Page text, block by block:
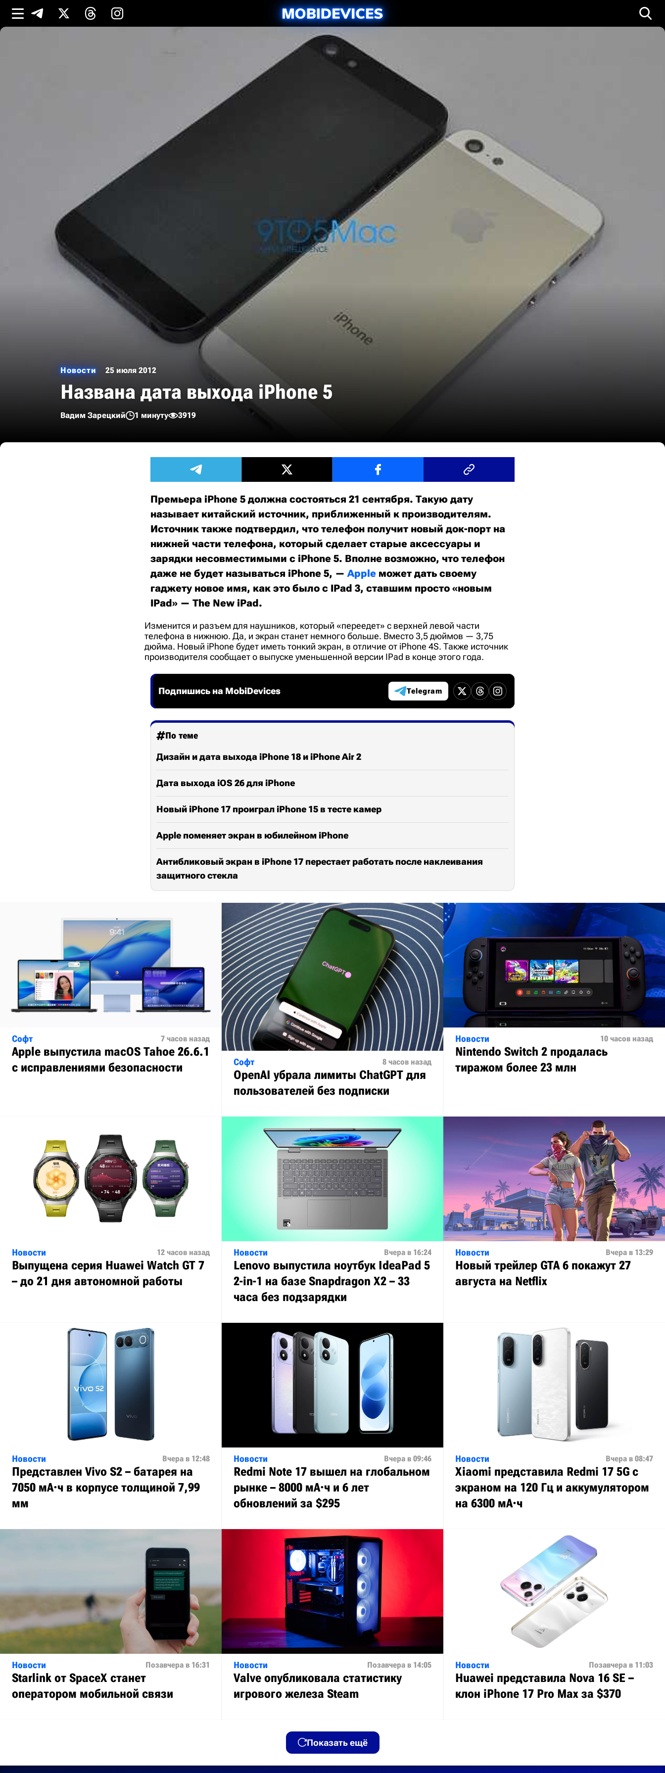
Новости 25 июля 2012
Названа дата выхода iPhone 5
Вадим Зарецкий 1 минуту 3919
Премьера iPhone 5 должна состояться 21 сентября. Такую дату
называет китайский источник, приближенный к производителям.
Источник также подтвердил, что телефон получит новый док-порт на
нижней части телефона, который сделает старые аксессуары и
зарядки несовместимыми с iPhone 5. Вполне возможно, что телефон
даже не будет называться iPhone 5, —Apple может дать своему
гаджету новое имя, как это было с IPad 3, ставшим просто «новым
IPad» — The New iPad.
Изменится и разъем для наушников, который «переедет» с верхней левой части
телефона в нижнюю. Да, и экран станет немного больше. Вместо 3,5 дюймов — 3,75
дюйма. Новый iPhone будет иметь тонкий экран, в отличие от iPhone 4S. Также источник
производителя сообщает о выпуске уменьшенной версии IPad в конце этого года.
Подпишись на MobiDevices Telegram
По теме
Дизайн и дата выхода iPhone 18 и iPhone Air 2
Дата выхода iOS 26 для iPhone
Новый iPhone 17 проиграл iPhone 15 в тесте камер
Apple поменяет экран в юбилейном iPhone
Антибликовый экран в iPhone 17 перестает работать после наклеивания
защитного стекла
Софт 7 часов назад
Apple выпустила macOS Tahoe 26.6.1
с исправлениями безопасности
Софт 8 часов назад
OpenAI убрала лимиты ChatGPT для
пользователей без подписки
Новости 10 часов назад
Nintendo Switch 2 продалась
тиражом более 23 млн
Новости 12 часов назад
Выпущена серия Huawei Watch GT 7
– до 21 дня автономной работы
Новости Вчера в 16:24
Lenovo выпустила ноутбук IdeaPad 5
2-in-1 на базе Snapdragon X2 – 33
часа без подзарядки
Новости Вчера в 13:29
Новый трейлер GTA 6 покажут 27
августа на Netflix
Новости Вчера в 12:48
Представлен Vivo S2 – батарея на
7050 мА·ч в корпусе толщиной 7,99
мм
Новости Вчера в 09:46
Redmi Note 17 вышел на глобальном
рынке – 8000 мА·ч и 6 лет
обновлений за $295
Новости Вчера в 08:47
Xiaomi представила Redmi 17 5G с
экраном на 120 Гц и аккумулятором
на 6300 мА·ч
Новости Позавчера в 16:31
Starlink от SpaceX станет
оператором мобильной связи
Новости Позавчера в 14:05
Valve опубликовала статистику
игрового железа Steam
Новости Позавчера в 11:03
Huawei представила Nova 16 SE –
клон iPhone 17 Pro Max за $370
Показать ещё